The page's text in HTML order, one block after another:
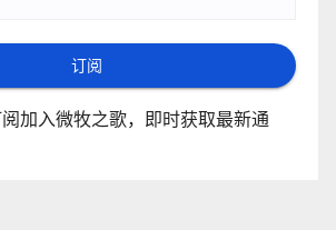
订阅
加入微牧之歌，即时获取最新通